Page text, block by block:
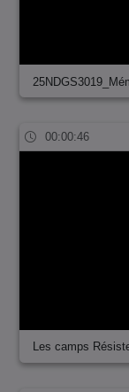
00:00:46
Les camps